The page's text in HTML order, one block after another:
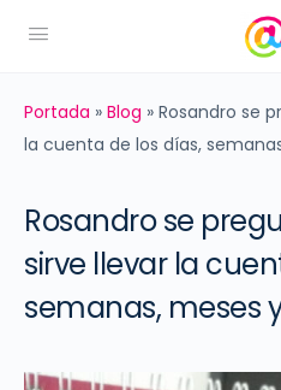
Portada » Blog » Rosandro se
la cuenta de los días,
Rosandro se
sirve llevar la
semanas, meses